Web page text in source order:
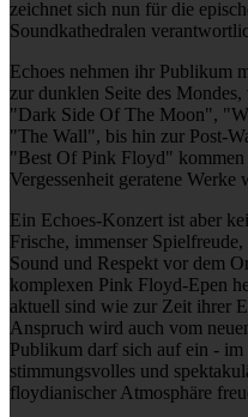
zeichnet sich nun für die
Soundkathedralen
Echoes nehmen ihr Publikum
zur dunklen Seite des
"Dark Side Of The Moon",
"The Wall", bis hin zur Post-
"Best Of Pink Floyd" kommen
Vergessenheit geratene Werke
Ein Echoes-Konzert ist aber
Frische, immenser
Sound und Respekt vor dem
komplexen Pink Floyd-Epen
aktuell sind wie zur Zeit ihrer
Anspruch wird auch vom
Publikum darf sich auf ein - im
stimmungsvolles und
floydianischer Atmosphäre